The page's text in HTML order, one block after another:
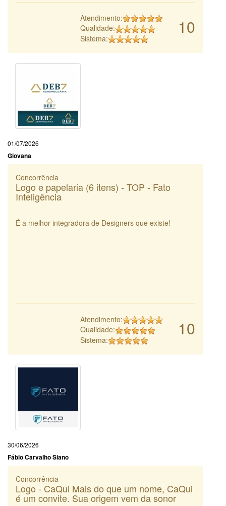
10
Atendimento:
Qualidade:
Sistema:
01/07/2026
Giovana
Concorrência
Logo e papelaria (6 itens) - TOP - Fato
Inteligência
É a melhor integradora de Designers que existe!
10
Atendimento:
Qualidade:
Sistema:
30/06/2026
Fábio Carvalho Siano
Concorrência
Logo - CaQui Mais do que um nome, CaQui
é um convite. Sua origem vem da sonor